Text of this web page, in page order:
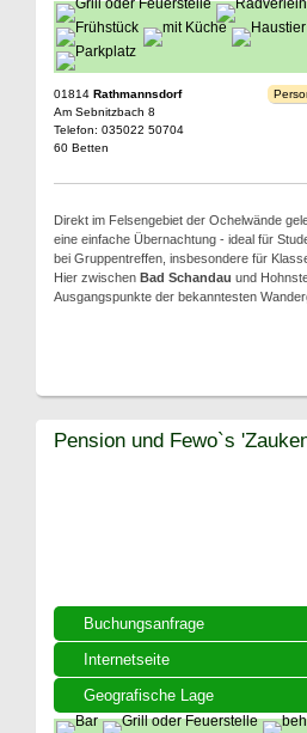
01814 Rathmannsdorf
Am Sebnitzbach 8
Telefon: 035022 50704
60 Betten
Direkt im Felsengebiet der Ochelwände
eine einfache Übernachtung - ideal für
bei Gruppentreffen, insbesondere für
Hier zwischen Bad Schandau und
Ausgangspunkte der bekanntesten
Buchungsanfrage
Internetseite
Geografische Lage
Pension und Fewo`s